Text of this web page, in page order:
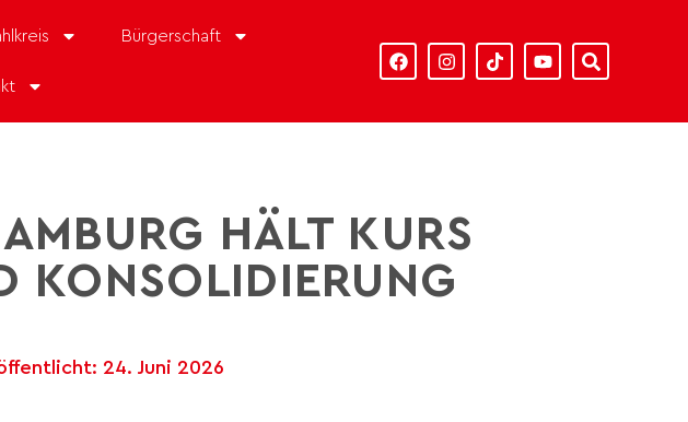
Bürgerschaft
HÄLT KURS
KONSOLIDIERUNG
24. Juni 2026